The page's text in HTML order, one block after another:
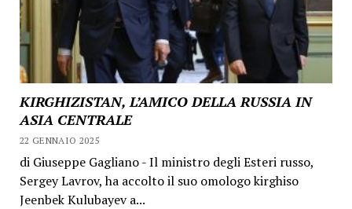
KIRGHIZISTAN, L’AMICO DELLA RUSSIA IN
ASIA CENTRALE
22 GENNAIO 2025
di Giuseppe Gagliano - Il ministro degli Esteri russo,
Sergey Lavrov, ha accolto il suo omologo kirghiso
Jeenbek Kulubayev a...